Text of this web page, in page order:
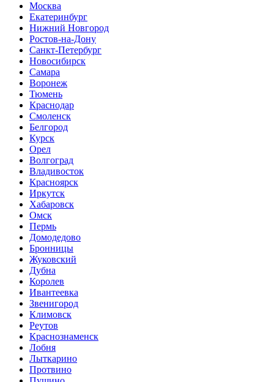
Москва
Екатеринбург
Нижний Новгород
Ростов-на-Дону
Санкт-Петербург
Новосибирск
Самара
Воронеж
Тюмень
Краснодар
Смоленск
Белгород
Курск
Орел
Волгоград
Владивосток
Красноярск
Иркутск
Хабаровск
Омск
Пермь
Домодедово
Бронницы
Жуковский
Дубна
Королев
Ивантеевка
Звенигород
Климовск
Реутов
Краснознаменск
Лобня
Лыткарино
Протвино